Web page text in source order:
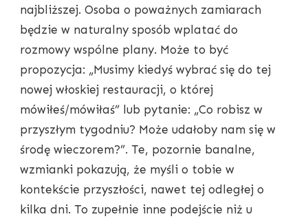
najbliższej. Osoba o poważnych zamiarach
będzie w naturalny sposób wplatać do
rozmowy wspólne plany. Może to być
propozycja: „Musimy kiedyś wybrać się do tej
nowej włoskiej restauracji, o której
mówiłeś/mówiłaś” lub pytanie: „Co robisz w
przyszłym tygodniu? Może udałoby nam się w
środę wieczorem?”. Te, pozornie banalne,
wzmianki pokazują, że myśli o tobie w
kontekście przyszłości, nawet tej odległej o
kilka dni. To zupełnie inne podejście niż u